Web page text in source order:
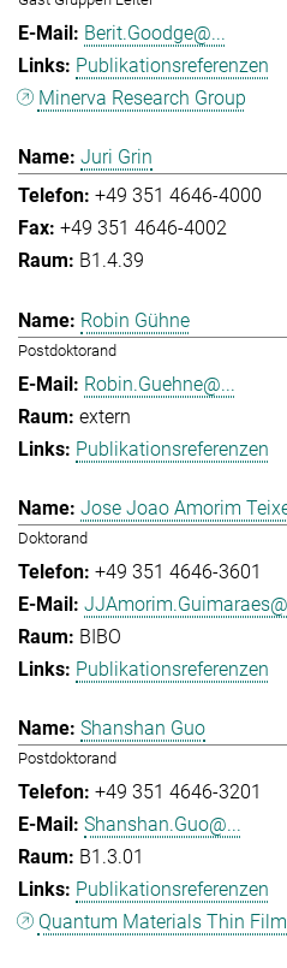
Berit.Goodge@...
Publikationsreferenzen
Minerva Research Group
Juri Grin
+49 351 4646-4000
+49 351 4646-4002
B1.4.39
Robin Gühne
Postdoktorand
Robin.Guehne@...
extern
Publikationsreferenzen
Jose Joao Amorim
Doktorand
+49 351 4646-3601
BIBO
Publikationsreferenzen
Shanshan Guo
Postdoktorand
+49 351 4646-3201
Shanshan.Guo@...
B1.3.01
Publikationsreferenzen
Quantum Materials Thin